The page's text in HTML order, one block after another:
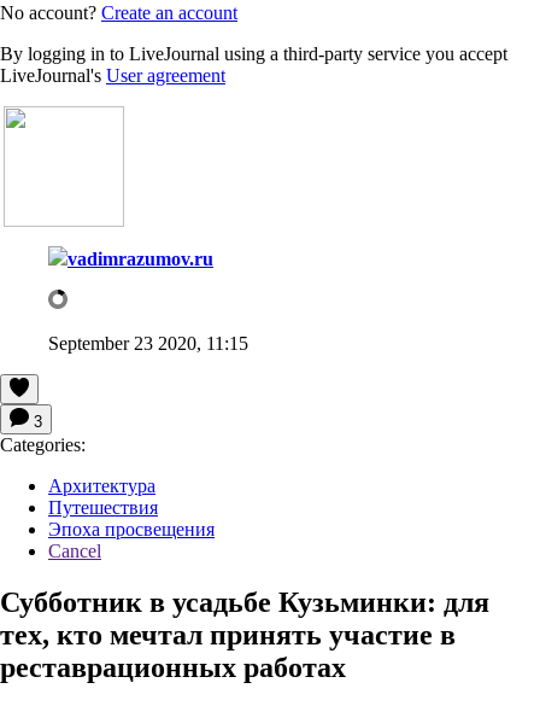
No account? Create an account
By logging in to LiveJournal using a third-party service you accept
LiveJournal's User agreement
vadimrazumov.ru
September 23 2020, 11:15
3
Categories:
Архитектура
Путешествия
Эпоха просвещения
Cancel
Субботник в усадьбе Кузьминки: для
тех, кто мечтал принять участие в
реставрационных работах